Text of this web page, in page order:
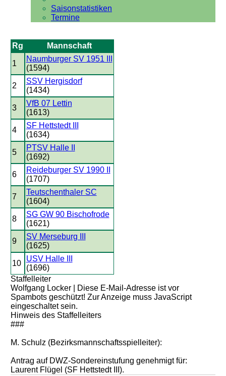
Saisonstatistiken
Termine
Rg Mannschaft
1
Naumburger SV 1951 III
(1594)
2
SSV Hergisdorf
(1434)
3
VfB 07 Lettin
(1613)
4
SF Hettstedt III
(1634)
5
PTSV Halle II
(1692)
6
Reideburger SV 1990 II
(1707)
7
Teutschenthaler SC
(1604)
8
SG GW 90 Bischofrode
(1621)
9
SV Merseburg III
(1625)
10
USV Halle III
(1696)
Staffelleiter
Wolfgang Locker |
Diese E-Mail-Adresse ist vor
Spambots geschützt! Zur Anzeige muss JavaScript
eingeschaltet sein.
Hinweis des Staffelleiters
###
M. Schulz (Bezirksmannschaftsspielleiter):
Antrag auf DWZ-Sondereinstufung genehmigt für:
Laurent Flügel (SF Hettstedt III).